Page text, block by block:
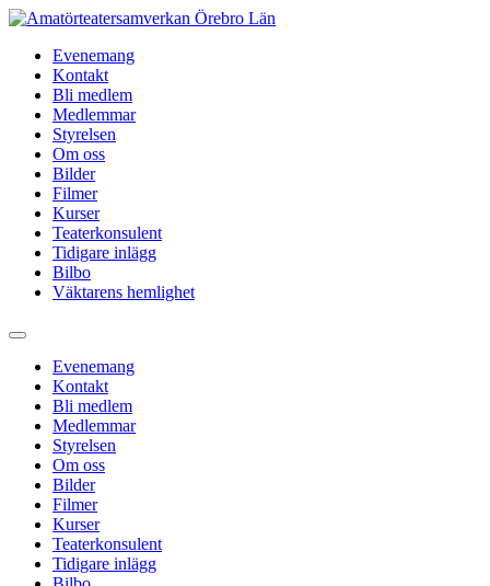
Hoppa
innehållEvenemang
Kontakt
Bli medlem
Medlemmar
Styrelsen
Om oss
Bilder
Filmer
Kurser
Teaterkonsulent
Tidigare inlägg
Bilbo
Väktarens hemlighet
Evenemang
Kontakt
Bli medlem
Medlemmar
Styrelsen
Om oss
Bilder
Filmer
Kurser
Teaterkonsulent
Tidigare inlägg